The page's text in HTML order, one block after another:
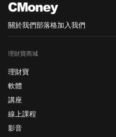
關於我們部落格加入我們
理財寶商城
理財寶
軟體
講座
線上課程
影音